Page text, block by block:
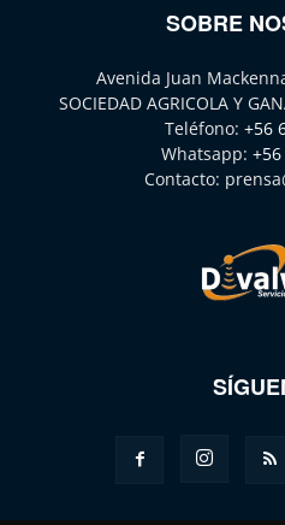
SOBRE
Avenida Juan
SOCIEDAD AGRICOLA Y
Teléfono: +56
Whatsapp:
Contacto: